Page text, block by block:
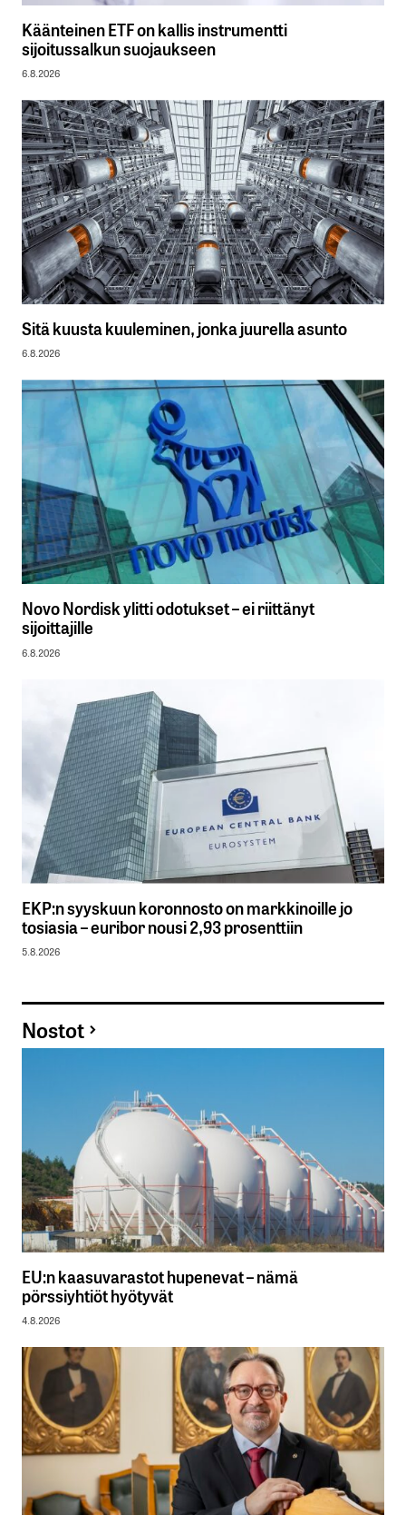
Käänteinen ETF on kallis instrumentti
sijoitussalkun suojaukseen
6.8.2026
Sitä kuusta kuuleminen, jonka juurella asunto
6.8.2026
Novo Nordisk ylitti odotukset – ei riittänyt
sijoittajille
6.8.2026
EKP:n syyskuun koronnosto on markkinoille jo
tosiasia – euribor nousi 2,93 prosenttiin
5.8.2026
Nostot
EU:n kaasuvarastot hupenevat – nämä
pörssiyhtiöt hyötyvät
4.8.2026